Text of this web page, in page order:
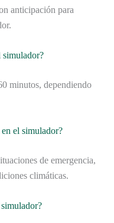
anticipación para
simulador?
minutos, dependiendo
el simulador?
de emergencia,
climáticas.